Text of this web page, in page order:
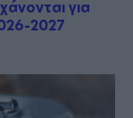
για
2027